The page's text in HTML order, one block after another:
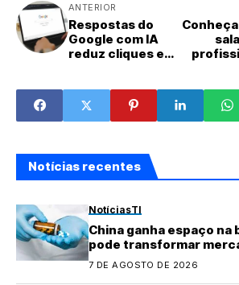
ANTERIOR
Respostas do
Google com IA
reduz cliques em
Notícias recentes
NotíciasTI
China ganha espaço
pode transformar
medicamentos
7 DE AGOSTO DE 2026